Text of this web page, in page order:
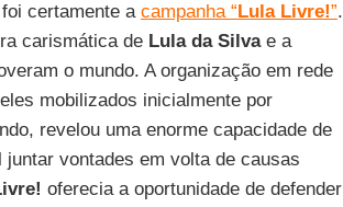
certamente a campanha “Lula Livre!”.
carismática de Lula da Silvae a
o mundo. A organização em rede
mobilizados inicialmente por
revelou uma enorme capacidade de
vontades em volta de causas
oferecia a oportunidade de defender